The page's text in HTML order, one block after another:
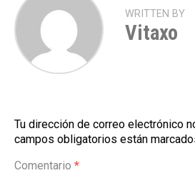
WRITTEN BY
Vitaxo
Tu dirección de correo electrónico
campos obligatorios están
Comentario *